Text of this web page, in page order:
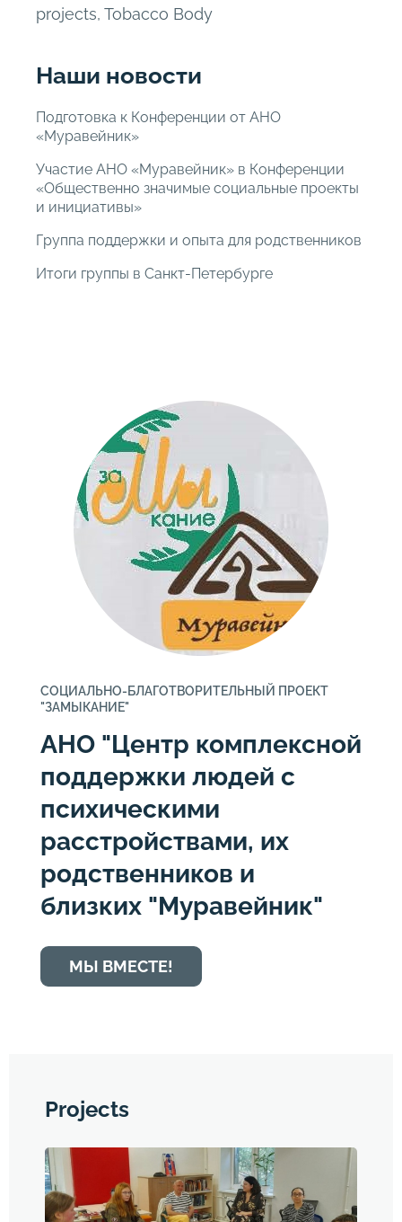
projects, Tobacco Body
Наши новости
Подготовка к Конференции от АНО
«Муравейник»
Участие АНО «Муравейник» в Конференции
«Общественно значимые социальные проекты
и инициативы»
Группа поддержки и опыта для родственников
Итоги группы в Санкт-Петербурге
СОЦИАЛЬНО-БЛАГОТВОРИТЕЛЬНЫЙ ПРОЕКТ
"ЗАМЫКАНИЕ"
АНО "Центр комплексной
поддержки людей с
психическими
расстройствами, их
родственников и
близких "Муравейник"
МЫ ВМЕСТЕ!
Projects